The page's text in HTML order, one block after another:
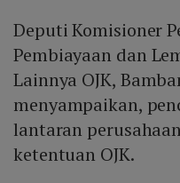
Deputi Komisioner
Pembiayaan dan
Lainnya OJK,
menyampaikan,
lantaran
ketentuan OJK.